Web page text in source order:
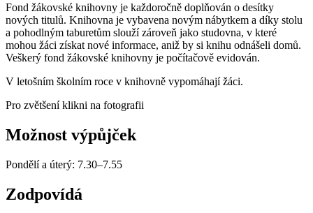
Fond žákovské knihovny je každoročně doplňován o desítky
nových titulů. Knihovna je vybavena novým nábytkem a díky stolu
a pohodlným taburetům slouží zároveň jako studovna, v které
mohou žáci získat nové informace, aniž by si knihu odnášeli domů.
Veškerý fond žákovské knihovny je počítačově evidován.
V letošním školním roce v knihovně vypomáhají žáci.
Pro zvětšení klikni na fotografii
Možnost výpůjček
Pondělí a úterý: 7.30–7.55
Zodpovídá